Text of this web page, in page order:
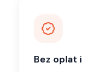
Bez oplat